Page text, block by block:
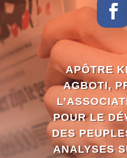
APÔTRE
AGBOTI,
POUR LE
DES
ANALYSES